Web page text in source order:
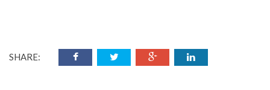
SHARE: